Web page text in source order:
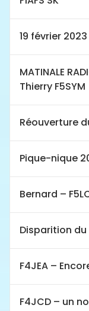
19 février
MATINALE
Thierry F5SYM
Réouverture
Pique-nique
Bernard –
Disparition du
F4JEA –
F4JCD – un